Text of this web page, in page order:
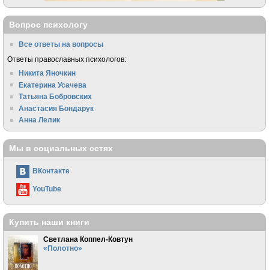
Вопрос психологу
Все ответы на вопросы
Ответы православных психологов:
Никита Яночкин
Екатерина Усачева
Татьяна Бобровских
Анастасия Бондарук
Анна Лелик
Мы в социальных сетях
ВКонтакте
YouTube
Купить наши книги
Светлана Коппел-Ковтун
«Полотно»